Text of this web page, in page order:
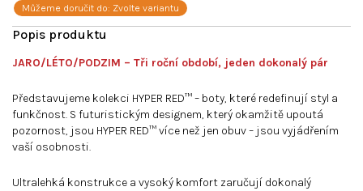
JARO/LÉTO/PODZIM – Tři roční období, jeden dokonalý pár
Představujeme kolekci HYPER RED™ – boty, které redefinují styl a
funkčnost. S futuristickým designem, který okamžitě upoutá
pozornost, jsou HYPER RED™ více než jen obuv – jsou vyjádřením
vaší osobnosti.
Ultralehká konstrukce a vysoký komfort zaručují dokonalý
Můžeme doručit do: Zvolte variantu